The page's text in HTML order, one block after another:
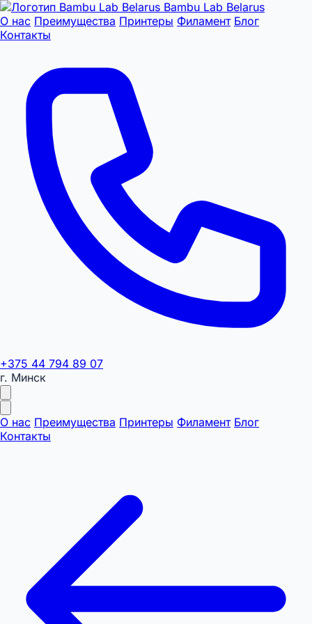
Bambu Lab Belarus
О нас Преимущества Принтеры Филамент Блог
Контакты
+375 44 794 89 07
г. Минск
О нас Преимущества Принтеры Филамент Блог
Контакты